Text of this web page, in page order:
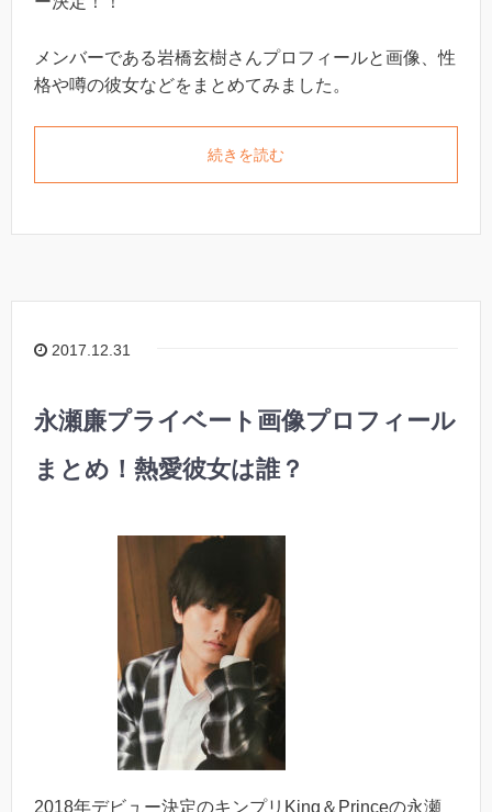
メンバーである岩橋玄樹さんプロフィールと画像、性
格や噂の彼女などをまとめてみました。
続きを読む
2017.12.31
永瀬廉プライベート画像プロフィール
まとめ！熱愛彼女は誰？
2018年デビュー決定のキンプリKing＆Princeの永瀬